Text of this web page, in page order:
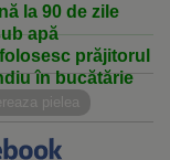
la 90 de zile
apă
prăjitorul
în bucătărie
pielea